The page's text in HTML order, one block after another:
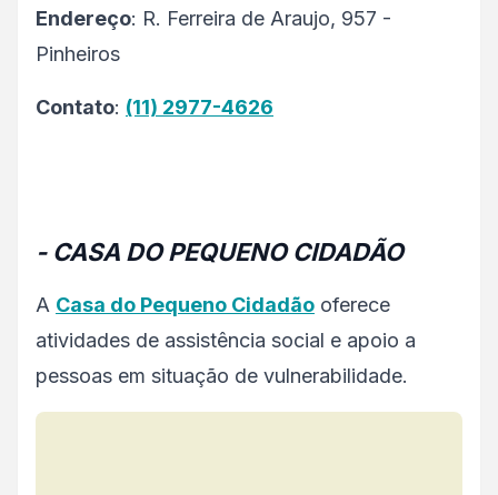
Endereço: R. Ferreira de Araujo, 957 -
Pinheiros
Contato: (11) 2977-4626
- CASA DO PEQUENO CIDADÃO
A Casa do Pequeno Cidadão oferece
atividades de assistência social e apoio a
pessoas em situação de vulnerabilidade.